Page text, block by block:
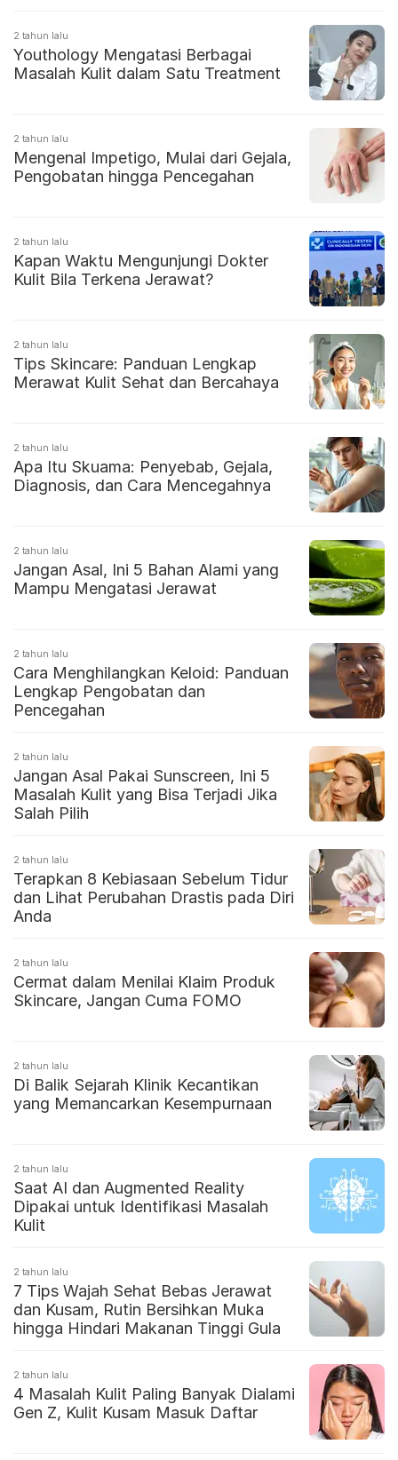
2 tahun lalu
Youthology Mengatasi Berbagai
Masalah Kulit dalam Satu Treatment
2 tahun lalu
Mengenal Impetigo, Mulai dari Gejala,
Pengobatan hingga Pencegahan
2 tahun lalu
Kapan Waktu Mengunjungi Dokter
Kulit Bila Terkena Jerawat?
2 tahun lalu
Tips Skincare: Panduan Lengkap
Merawat Kulit Sehat dan Bercahaya
2 tahun lalu
Apa Itu Skuama: Penyebab, Gejala,
Diagnosis, dan Cara Mencegahnya
2 tahun lalu
Jangan Asal, Ini 5 Bahan Alami yang
Mampu Mengatasi Jerawat
2 tahun lalu
Cara Menghilangkan Keloid: Panduan
Lengkap Pengobatan dan
Pencegahan
2 tahun lalu
Jangan Asal Pakai Sunscreen, Ini 5
Masalah Kulit yang Bisa Terjadi Jika
Salah Pilih
2 tahun lalu
Terapkan 8 Kebiasaan Sebelum Tidur
dan Lihat Perubahan Drastis pada Diri
Anda
2 tahun lalu
Cermat dalam Menilai Klaim Produk
Skincare, Jangan Cuma FOMO
2 tahun lalu
Di Balik Sejarah Klinik Kecantikan
yang Memancarkan Kesempurnaan
2 tahun lalu
Saat AI dan Augmented Reality
Dipakai untuk Identifikasi Masalah
Kulit
2 tahun lalu
7 Tips Wajah Sehat Bebas Jerawat
dan Kusam, Rutin Bersihkan Muka
hingga Hindari Makanan Tinggi Gula
2 tahun lalu
4 Masalah Kulit Paling Banyak Dialami
Gen Z, Kulit Kusam Masuk Daftar